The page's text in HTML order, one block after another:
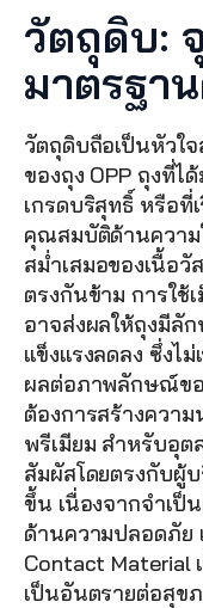
วัตถุดิบ:
มาตรฐา
วัตถุดิบถือเป็นหัว
ของถุง OPP ถุงที่
เกรดบริสุทธิ์ หรือที่
คุณสมบัติด้านความ
สม่ำเสมอของเนื้อ
ตรงกันข้าม การใช้
อาจส่งผลให้ถุงมีลั
แข็งแรงลดลง ซึ่งไ
ผลต่อภาพลักษณ์ขอ
ต้องการสร้างควา
พรีเมียม สำหรับอุ
สัมผัสโดยตรงกับผู้
ขึ้น เนื่องจากจำเป็
ด้านความปลอดภัย
Contact Material
เป็นอันตรายต่อสุข